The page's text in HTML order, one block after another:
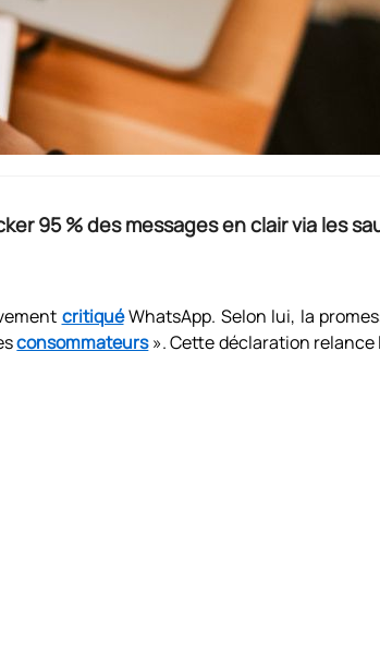
95 % des messages en clair via les
critiquéWhatsApp. Selon lui, la
consommateurs». Cette déclaration relance